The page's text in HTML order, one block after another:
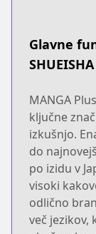
Glavne
SHUEISHA
MANGA
ključne
izkušnjo.
do
po izidu v
visoki
odlično
več jezikov,